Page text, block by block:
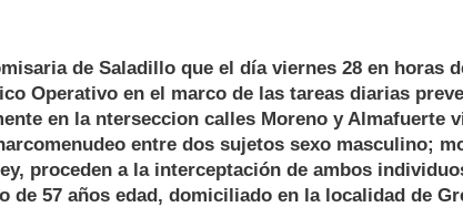
de Saladillo que el día viernes 28 en horas
Operativo en el marco de las tareas diarias
en lanterseccion calles Moreno y Almafuerte
entre dos sujetos sexo masculino;
proceden a la interceptación de ambos
de 57 años edad, domiciliado en la localidad de